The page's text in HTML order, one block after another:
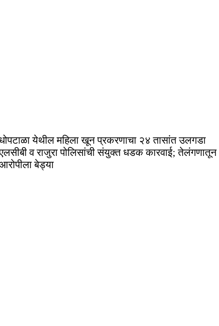
येथील महिला खून प्रकरणाचा २४ तासांत उलगडा
व राजुरा पोलिसांची संयुक्त धडक कारवाई; तेलंगणातून
बेड्या